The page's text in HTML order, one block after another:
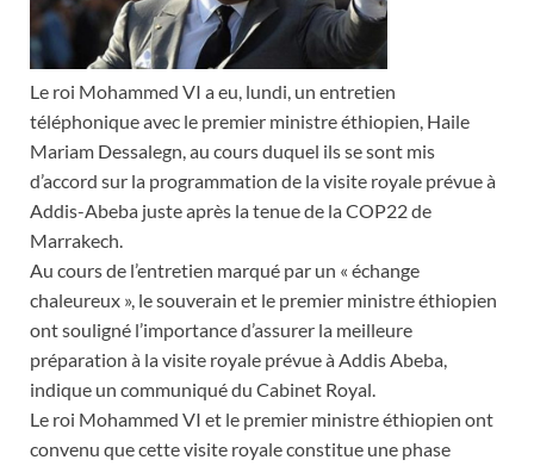
Le roi Mohammed VI a eu, lundi, un entretien
téléphonique avec le premier ministre éthiopien, Haile
Mariam Dessalegn, au cours duquel ils se sont mis
d’accord sur la programmation de la visite royale prévue à
Addis-Abeba juste après la tenue de la COP22 de
Marrakech.
Au cours de l’entretien marqué par un « échange
chaleureux », le souverain et le premier ministre éthiopien
ont souligné l’importance d’assurer la meilleure
préparation à la visite royale prévue à Addis Abeba,
indique un communiqué du Cabinet Royal.
Le roi Mohammed VI et le premier ministre éthiopien ont
convenu que cette visite royale constitue une phase